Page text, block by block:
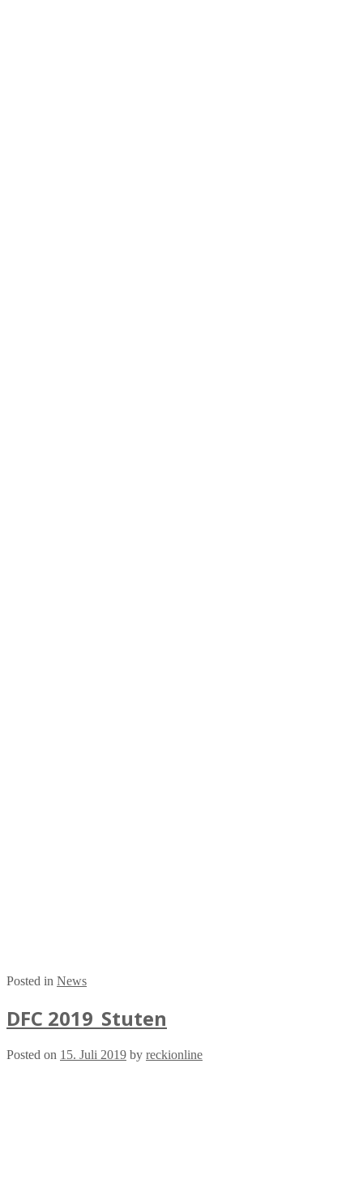
Posted in News
DFC 2019_Stuten
Posted on 15. Juli 2019 by reckionline